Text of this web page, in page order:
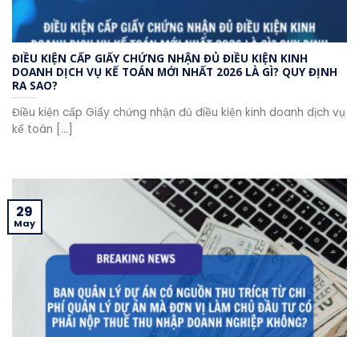
ĐIỀU KIỆN CẤP GIẤY CHỨNG NHẬN ĐỦ ĐIỀU KIỆN KINH
DOANH DỊCH VỤ KẾ TOÁN MỚI NHẤT 2026 LÀ GÌ? QUY ĐỊNH
RA SAO?
Điều kiện cấp Giấy chứng nhận đủ điều kiện kinh doanh dịch vụ
kế toán [...]
29
May